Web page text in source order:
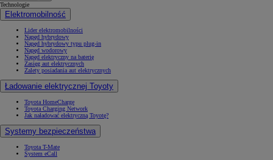
Technologie
Elektromobilność
Lider elektromobilności
Napęd hybrydowy
Napęd hybrydowy typu plug-in
Napęd wodorowy
Napęd elektryczny na baterię
Zasięg aut elektrycznych
Zalety posiadania aut elektrycznych
Ładowanie elektrycznej Toyoty
Toyota HomeCharge
Toyota Charging Network
Jak naładować elektryczną Toyotę?
Systemy bezpieczeństwa
Toyota T-Mate
System eCall